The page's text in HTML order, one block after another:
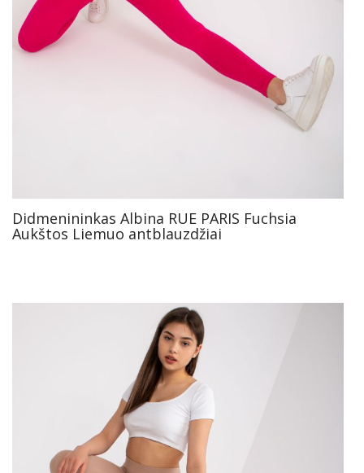
Didmenininkas Albina RUE PARIS Fuchsia
Aukštos Liemuo antblauzdžiai